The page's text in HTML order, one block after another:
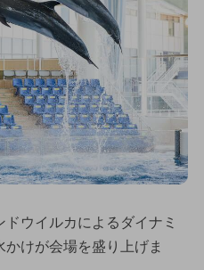
ウイルカによるダイナミ
けが会場を盛り上げま